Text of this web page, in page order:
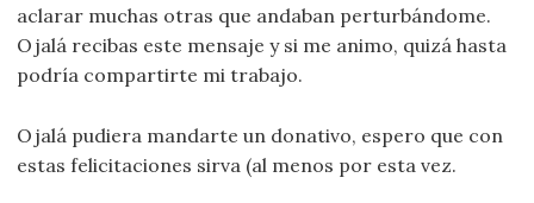
aclarar muchas otras que andaban perturbándome.
Ojalá recibas este mensaje y si me animo, quizá hasta
podría compartirte mi trabajo.
Ojalá pudiera mandarte un donativo, espero que con
estas felicitaciones sirva (al menos por esta vez.